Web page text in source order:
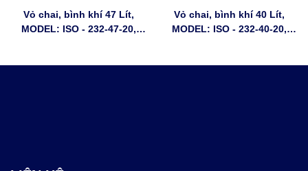
Vỏ chai, bình khí 47 Lít,
MODEL: ISO - 232-47-20,
Vỏ chai, bình khí 40 Lít,
MODEL: ISO - 232-40-20,